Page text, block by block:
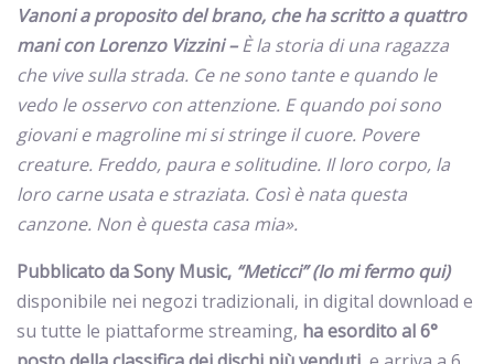
Vanoni a proposito del brano, che ha scritto a quattro
mani con Lorenzo Vizzini –È la storia di una ragazza
che vive sulla strada. Ce ne sono tante e quando le
vedo le osservo con attenzione. E quando poi sono
giovani e magroline mi si stringe il cuore. Povere
creature. Freddo, paura e solitudine. Il loro corpo, la
loro carne usata e straziata. Così è nata questa
canzone. Non è questa casa mia».
Pubblicato da Sony Music, “Meticci” (Io mi fermo qui)
disponibile nei negozi tradizionali, in digital download e
su tutte le piattaforme streaming, ha esordito al 6°